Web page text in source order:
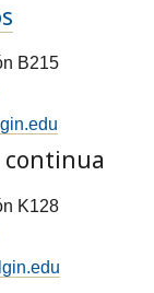
B215
continua
K128